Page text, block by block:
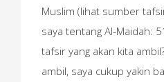
Muslim (lihat sumber
saya tentang Al-Maidah:
tafsir yang akan kita
ambil, saya cukup yakin